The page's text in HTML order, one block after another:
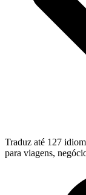
Traduz até 127
para viagens,